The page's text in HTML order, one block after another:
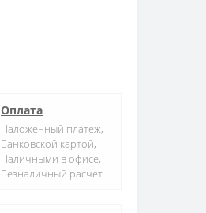
Оплата
Наложенный платеж,
Банковской картой,
Наличными в офисе,
Безналичный расчет